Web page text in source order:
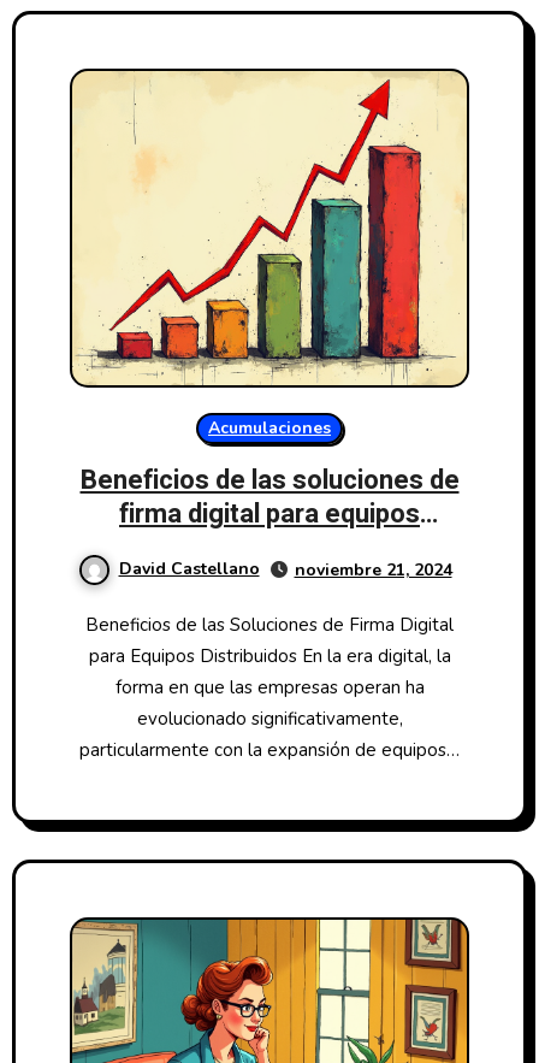
Acumulaciones
Beneficios de las soluciones de
firma digital para equipos
David Castellano noviembre 21, 2024
Beneficios de las Soluciones de Firma Digital
para Equipos Distribuidos En la era digital, la
forma en que las empresas operan ha
evolucionado significativamente,
particularmente con la expansión de equipos…